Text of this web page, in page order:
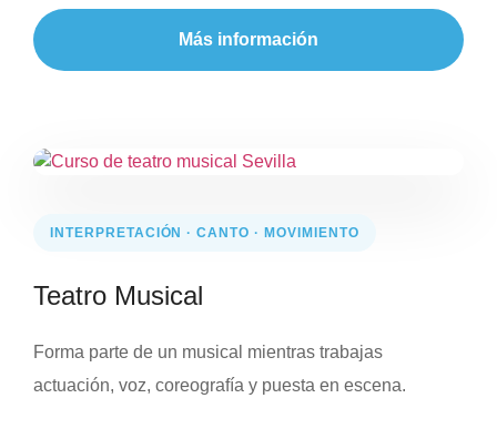
Más información
INTERPRETACIÓN · CANTO · MOVIMIENTO
Teatro Musical
Forma parte de un musical mientras trabajas
actuación, voz, coreografía y puesta en escena.